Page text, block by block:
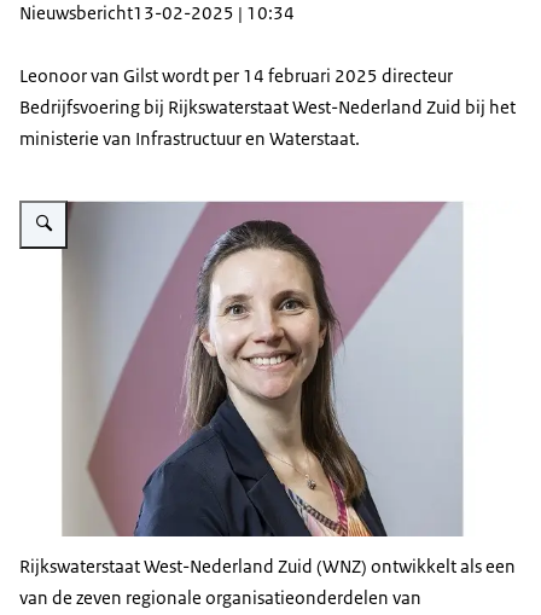
Nieuwsbericht13-02-2025 | 10:34
Leonoor van Gilst wordt per 14 februari 2025 directeur
Bedrijfsvoering bij Rijkswaterstaat West-Nederland Zuid bij het
ministerie van Infrastructuur en Waterstaat.
Vergroot afbeelding Leonoor van Gilst
Rijkswaterstaat West-Nederland Zuid (WNZ) ontwikkelt als een
van de zeven regionale organisatieonderdelen van